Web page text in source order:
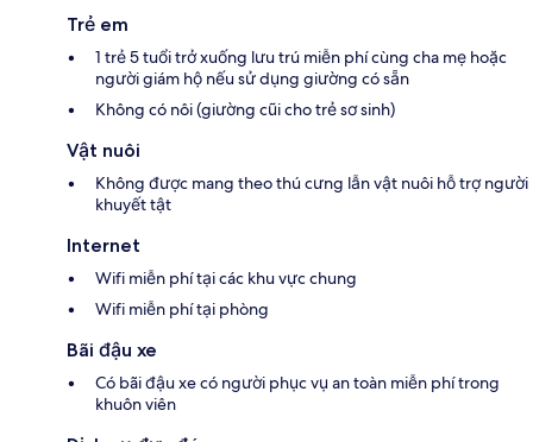
Trẻ em
1 trẻ 5 tuổi trở xuống lưu trú miễn phí cùng cha mẹ hoặc
người giám hộ nếu sử dụng giường có sẵn
Không có nôi (giường cũi cho trẻ sơ sinh)
Vật nuôi
Không được mang theo thú cưng lẫn vật nuôi hỗ trợ người
khuyết tật
Internet
Wifi miễn phí tại các khu vực chung
Wifi miễn phí tại phòng
Bãi đậu xe
Có bãi đậu xe có người phục vụ an toàn miễn phí trong
khuôn viên